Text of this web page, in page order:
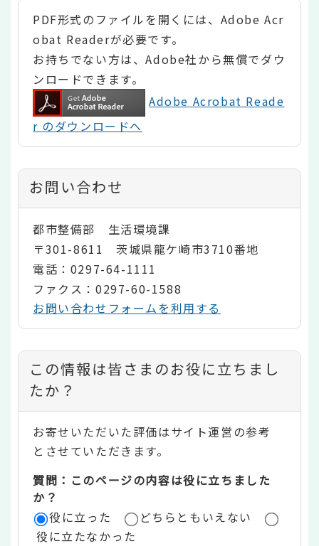
PDF形式のファイルを開くには、Adobe Acr
obat Readerが必要です。
お持ちでない方は、Adobe社から無償でダウ
ンロードできます。
Adobe Acrobat Reade
r のダウンロードへ
お問い合わせ
都市整備部 生活環境課
〒301-8611 茨城県龍ケ崎市3710番地
電話：0297-64-1111
ファクス：0297-60-1588
お問い合わせフォームを利用する
コ
ン
テ
ン
ツ
評
価
この情報は皆さまのお役に立ちまし
たか？
お寄せいただいた評価はサイト運営の参考
とさせていただきます。
質問：このページの内容は役に立ちました
か？
役に立った
どちらともいえない
役に立たなかった